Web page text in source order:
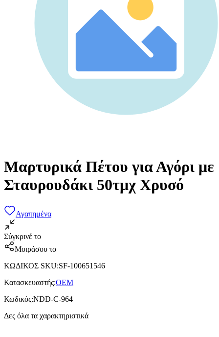
Μαρτυρικά Πέτου για Αγόρι με
Σταυρουδάκι 50τμχ Χρυσό
Αγαπημένα
Σύγκρινέ το
Μοιράσου το
ΚΩΔΙΚΟΣ SKU:SF-100651546
Κατασκευαστής:OEM
Κωδικός:NDD-C-964
Δες όλα τα χαρακτηριστικά